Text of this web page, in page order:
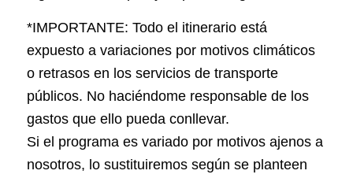
*IMPORTANTE: Todo el itinerario está
expuesto a variaciones por motivos climáticos
o retrasos en los servicios de transporte
públicos. No haciéndome responsable de los
gastos que ello pueda conllevar.
Si el programa es variado por motivos ajenos a
nosotros, lo sustituiremos según se planteen